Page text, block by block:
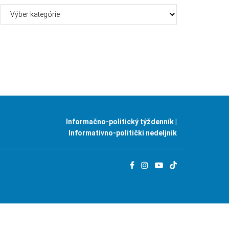
Informačno-politický týždenník |
Informativno-politički nedeljnik